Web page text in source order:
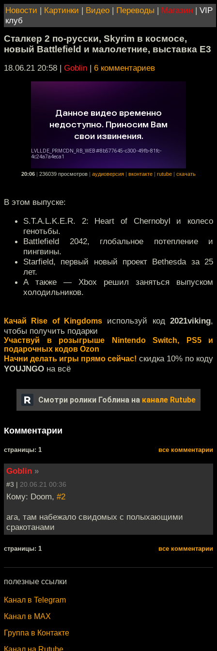
Новости | Картинки | Видео | Переводы | Магазин | VIP
клуб
Сталкер 2 по-русски, Skyrim в космосе,
новый Battlefield и малолетние, выставка E3
18.06.21 20:58 | Goblin | 6 комментариев
20:06 236039 просмотров аудиоверсия вконтакте rutube скачать
В этом выпуске:
S.T.A.L.K.E.R. 2: Heart of Chernobyl и колесо
генотьбы.
Battlefield 2042, глобальное потепление и
пингвины.
Starfield, первый новый проект Bethesda за 25
лет.
А также — Xbox решил заняться выпуском
холодильников.
Качай Rise of Kingdoms используй код 2021viking,
чтобы получить подарки
Участвуй в розыгрыше Nintendo Switch, PS5 и
подарочных кодов Ozon
Начни делать игры прямо сейчас! скидка 10% по коду
YOUJNGO на всё
Смотри ролики Гоблина на канале Rutube
Комментарии
cтраницы: 1 все комментарии
Goblin »
#3 | 20.06.21 00:36
Кому: Doom, #2
ага, там набежало свидомых с полыхающими
сракотанами
cтраницы: 1 все комментарии
полезные ссылки
Канал в Telegram
Канал в MAX
Группа в Контакте